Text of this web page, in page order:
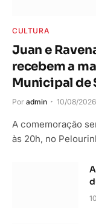
CULTURA
Juan e
recebem a
Municipal de
Por admin 10/08/2026
A comemoração
às 20h, no